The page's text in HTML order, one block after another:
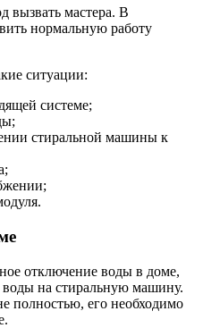
вызвать мастера. В
нормальную работу
ситуации:
системе;
стиральной машины к
отключение воды в доме,
на стиральную машину.
полностью, его необходимо